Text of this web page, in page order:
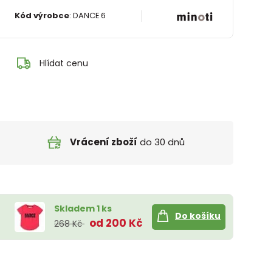
Kód výrobce:DANCE 6
Hlídat cenu
Vrácení zboží do 30 dnů
Skladem 1 ks
268 Kč od 200 Kč
Do košíku